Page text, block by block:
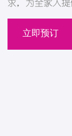
求，为全家人提
立即预订